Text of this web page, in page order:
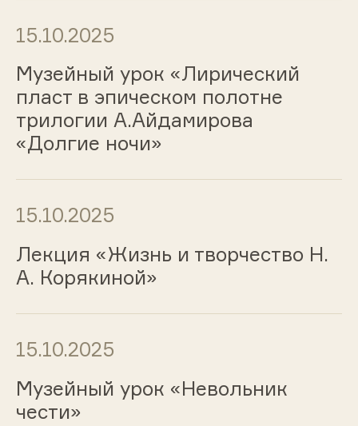
15.10.2025
Музейный урок «Лирический
пласт в эпическом полотне
трилогии А.Айдамирова
«Долгие ночи»
15.10.2025
Лекция «Жизнь и творчество Н.
А. Корякиной»
15.10.2025
Музейный урок «Невольник
чести»